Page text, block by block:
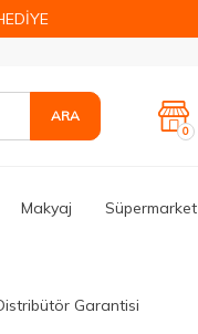
ARA
0
Makyaj Süpermarket
Garantisi